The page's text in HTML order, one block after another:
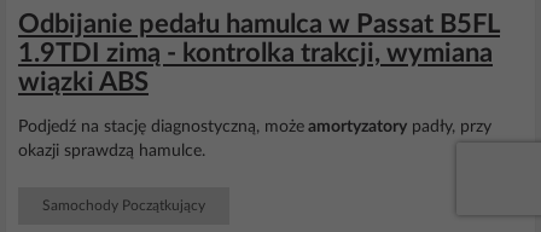
Odbijanie pedału hamulca w Passat B5FL
1.9TDI zimą - kontrolka trakcji, wymiana
wiązki ABS
Podjedź na stację diagnostyczną, może amortyzatory padły, przy
okazji sprawdzą hamulce.
Samochody Początkujący